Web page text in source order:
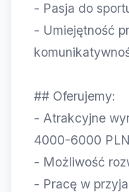
- Pasja do
- Umiejętność
## Oferujemy:
- Atrakcyjne
4000-6000 PLN
- Możliwość
- Pracę w